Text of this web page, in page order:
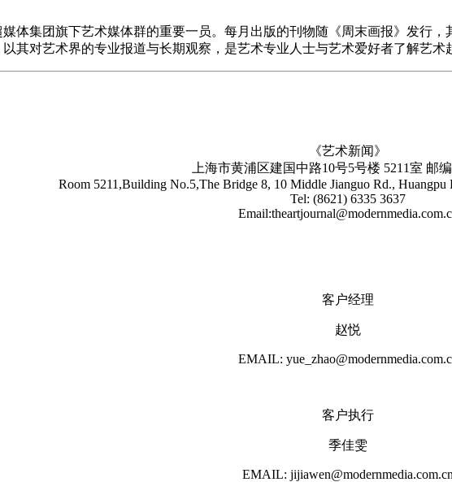
媒体集团旗下艺术媒体群的重要一员。每月出版的刊物随《周末画报》发行
其对艺术界的专业报道与长期观察，是艺术专业人士与艺术爱好者了解艺术
《艺术新闻》
上海市黄浦区建国中路10号5号楼 5211室 邮
Room 5211,Building No.5,The Bridge 8, 10 Middle Jianguo Rd., Huangpu
Tel: (8621) 6335 3637
客户经理
赵悦
EMAIL:
客户执行
季佳雯
EMAIL: jijiawen@modernmedia.com.cn